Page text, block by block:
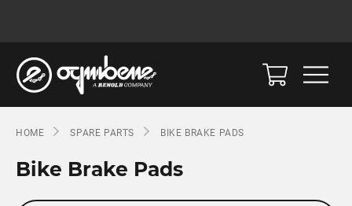
HOME SPARE PARTS BIKE BRAKE PADS
Bike Brake Pads